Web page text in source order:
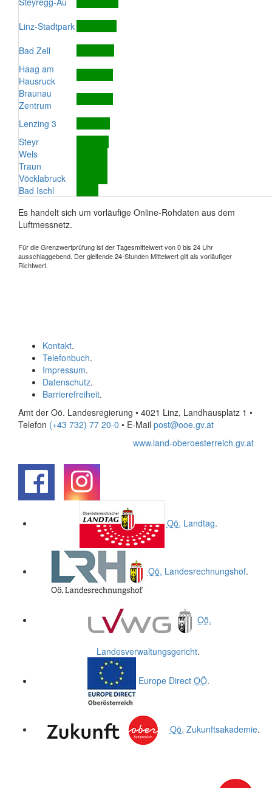
Linz-Stadtpark
Bad Zell
Haag am
Hausruck
Braunau
Zentrum
Lenzing 3
Steyr
Wels
Traun
Vöcklabruck
Bad Ischl
Es handelt sich um vorläufige Online-Rohdaten aus dem
Luftmessnetz.
Für die Grenzwertprüfung ist der Tagesmittelwert von 0 bis 24 Uhr
ausschlaggebend. Der gleitende 24-Stunden Mittelwert gilt als vorläufiger
Richtwert.
Kontakt.
Telefonbuch.
Impressum.
Datenschutz.
Barrierefreiheit.
Amt der Oö. Landesregierung • 4021 Linz, Landhausplatz 1 •
Telefon (+43 732) 77 20-0 • E-Mail post@ooe.gv.at
www.land-oberoesterreich.gv.at
Oö. Landtag.
Oö. Landesrechnungshof.
Oö.
Landesverwaltungsgericht.
Europe Direct OÖ.
Oö. Zukunftsakademie.